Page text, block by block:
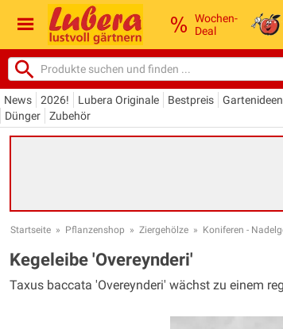
Wochen-
Deal
News 2026! Lubera Originale Bestpreis Gartenideen
Dünger
Zubehör
Startseite » Pflanzenshop » Ziergehölze » Koniferen -
Kegeleibe 'Overeynderi'
Taxus baccata 'Overeynderi' wächst zu einem